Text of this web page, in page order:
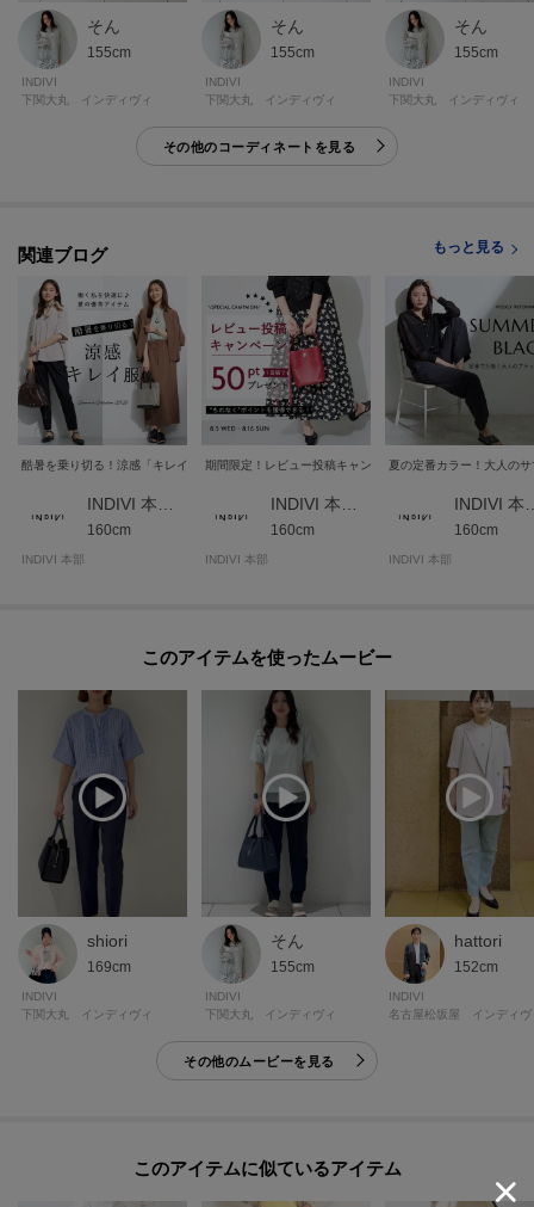
そん
155cm
INDIVI
下関大丸 インディヴィ
そん
155cm
INDIVI
下関大丸 インディヴィ
そん
155cm
INDIVI
下関大丸 インディヴィ
その他のコーディネートを見る
関連ブログ もっと見る
酷暑を乗り切る！涼感「キレイ服」
160cm
INDIVI 本部
期間限定！レビュー投稿キャンペーン★
160cm
INDIVI 本部
夏の定番カラー！大人の
160cm
INDIVI 本部
このアイテムを使ったムービー
shiori
169cm
INDIVI
下関大丸 インディヴィ
そん
155cm
INDIVI
下関大丸 インディヴィ
hattori
152cm
INDIVI
名古屋松坂屋 インディヴ
その他のムービーを見る
このアイテムに似ているアイテム